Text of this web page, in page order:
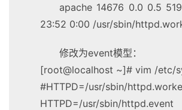
apache 14676 0.0 0.5
23:52 0:00 /usr/sbin/
修改为event模型：
[root@localhost ~]# vim /etc/
#HTTPD=/usr/sbin/
HTTPD=/usr/sbin/httpd.event